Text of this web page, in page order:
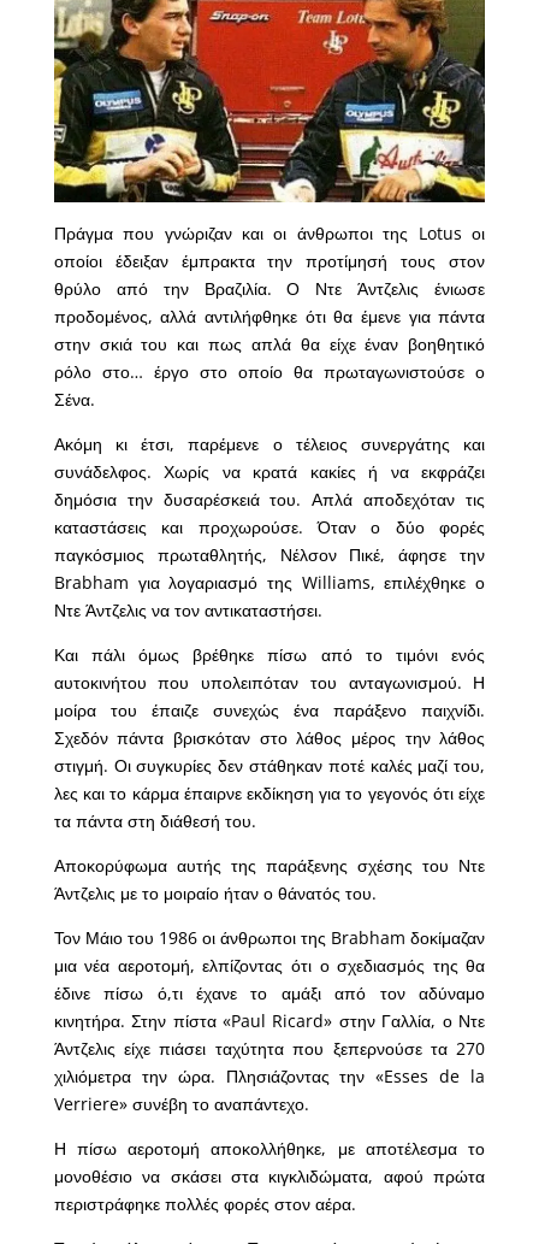
Πράγμα που γνώριζαν και οι άνθρωποι της Lotus οι
οποίοι έδειξαν έμπρακτα την προτίμησή τους στον
θρύλο από την Βραζιλία. Ο Ντε Άντζελις ένιωσε
προδομένος, αλλά αντιλήφθηκε ότι θα έμενε για πάντα
στην σκιά του και πως απλά θα είχε έναν βοηθητικό
ρόλο στο… έργο στο οποίο θα πρωταγωνιστούσε ο
Σένα.
Ακόμη κι έτσι, παρέμενε ο τέλειος συνεργάτης και
συνάδελφος. Χωρίς να κρατά κακίες ή να εκφράζει
δημόσια την δυσαρέσκειά του. Απλά αποδεχόταν τις
καταστάσεις και προχωρούσε. Όταν ο δύο φορές
παγκόσμιος πρωταθλητής, Νέλσον Πικέ, άφησε την
Brabham για λογαριασμό της Williams, επιλέχθηκε ο
Ντε Άντζελις να τον αντικαταστήσει.
Και πάλι όμως βρέθηκε πίσω από το τιμόνι ενός
αυτοκινήτου που υπολειπόταν του ανταγωνισμού. Η
μοίρα του έπαιζε συνεχώς ένα παράξενο παιχνίδι.
Σχεδόν πάντα βρισκόταν στο λάθος μέρος την λάθος
στιγμή. Οι συγκυρίες δεν στάθηκαν ποτέ καλές μαζί του,
λες και το κάρμα έπαιρνε εκδίκηση για το γεγονός ότι είχε
τα πάντα στη διάθεσή του.
Αποκορύφωμα αυτής της παράξενης σχέσης του Ντε
Άντζελις με το μοιραίο ήταν ο θάνατός του.
Τον Μάιο του 1986 οι άνθρωποι της Brabham δοκίμαζαν
μια νέα αεροτομή, ελπίζοντας ότι ο σχεδιασμός της θα
έδινε πίσω ό,τι έχανε το αμάξι από τον αδύναμο
κινητήρα. Στην πίστα «Paul Ricard» στην Γαλλία, ο Ντε
Άντζελις είχε πιάσει ταχύτητα που ξεπερνούσε τα 270
χιλιόμετρα την ώρα. Πλησιάζοντας την «Esses de la
Verriere» συνέβη το αναπάντεχο.
Η πίσω αεροτομή αποκολλήθηκε, με αποτέλεσμα το
μονοθέσιο να σκάσει στα κιγκλιδώματα, αφού πρώτα
περιστράφηκε πολλές φορές στον αέρα.